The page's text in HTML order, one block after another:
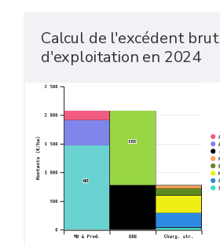
Calcul de l'excédent brut
d'exploitation en 2024